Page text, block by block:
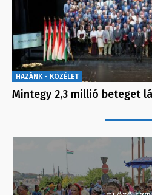
HAZÁNK - KÖZÉLET
Mintegy 2,3 millió beteget